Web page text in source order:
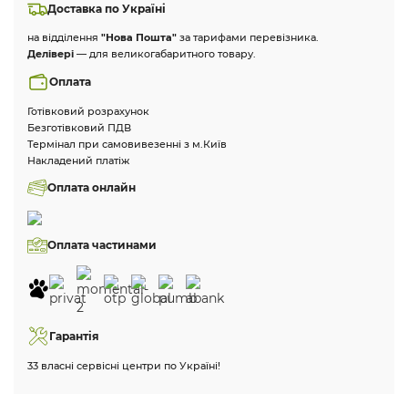
Доставка по Україні
на відділення "Нова Пошта" за тарифами перевізника.
Делівері — для великогабаритного товару.
Оплата
Готівковий розрахунок
Безготівковий ПДВ
Термінал при самовивезенні з м.Київ
Накладений платіж
Оплата онлайн
Оплата частинами
Гарантія
33 власні сервісні центри по Україні!